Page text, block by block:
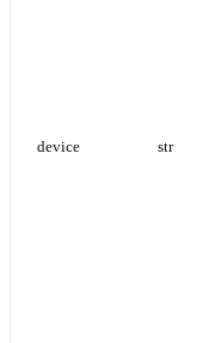
device str